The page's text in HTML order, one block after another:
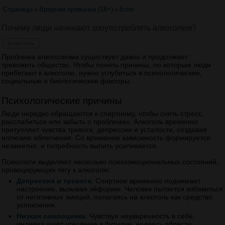
Страницы Вредная привычка (18+) Блог
Проблема алкоголизма существует давно и продолжает
тревожить общество. Чтобы понять причины, по которым люди
прибегают к алкоголю, нужно углубиться в психологические,
социальные и биологические факторы.
Психологические причины
Люди нередко обращаются к спиртному, чтобы снять стресс,
расслабиться или забыть о проблемах. Алкоголь временно
притупляет чувства тревоги, депрессии и усталости, создавая
иллюзию облегчения. Со временем зависимость формируется
незаметно, и потребность выпить усиливается.
Психологи выделяют несколько психоэмоциональных состояний,
провоцирующих тягу к алкоголю:
Депрессия и тревога : Спиртное временно поднимает
настроение, вызывая эйфорию. Человек пытается избавиться
от негативных эмоций, полагаясь на алкоголь как средство
успокоения.
Низкая самооценка : Чувствуя неуверенность в себе,